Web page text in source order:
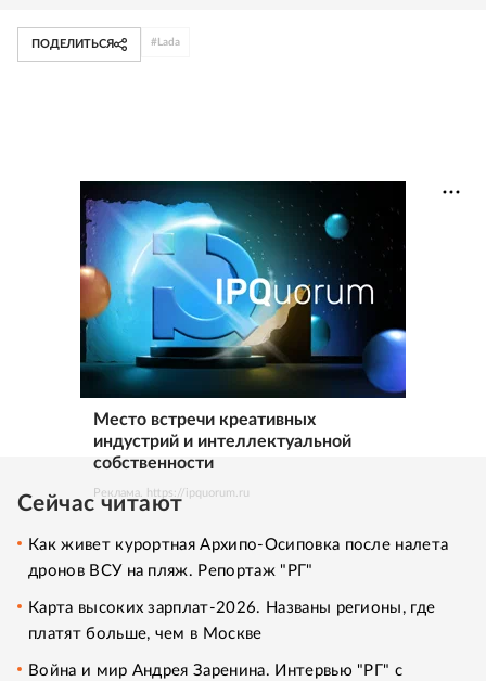
ПОДЕЛИТЬСЯ # Lada
Место встречи креативных
индустрий и интеллектуальной
собственности
Реклама. https://ipquorum.ru
Сейчас читают
Как живет курортная Архипо-Осиповка после налета
дронов ВСУ на пляж. Репортаж "РГ"
Карта высоких зарплат-2026. Названы регионы, где
платят больше, чем в Москве
Война и мир Андрея Заренина. Интервью "РГ" с